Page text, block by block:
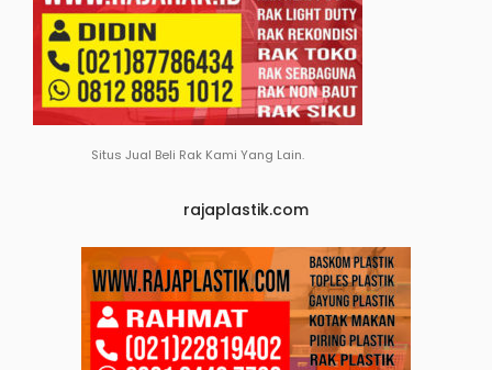
Situs Jual Beli Rak Kami Yang Lain.
rajaplastik.com